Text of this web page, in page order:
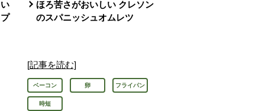
ほろ苦さがおいしい クレソン
のスパニッシュオムレツ
[記事を読む]
ベーコン 卵 フライパン
時短